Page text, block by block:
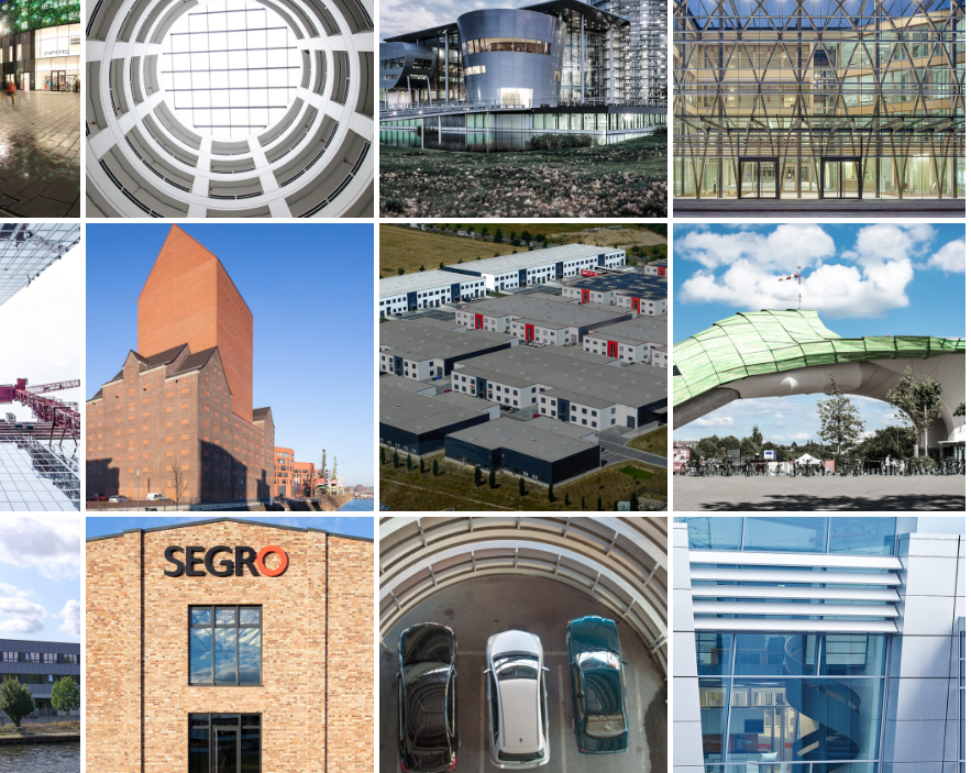
Parkhäuser Flughafen
BER, Berlin-Brandenburg
Gläserne Manufaktur VW,
Dresden
Landesvertretung NRW,
Berlin
Landesarchiv NRW,
Duisburg
Airport Park IV, Berlin
Hubschrauberlandeplattform,
Aachen
2,
Denkmalgeschützte Halle,
Düsseldorf
Rathaus Passagen
Alexanderplatz, Berlin
Sartorius, Göttingen